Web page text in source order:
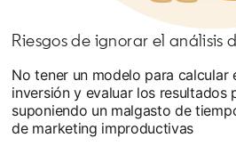
Riesgos de ignorar el análisis
No tener un modelo para calcular
inversión y evaluar los resultados
suponiendo un malgasto de
de marketing improductivas